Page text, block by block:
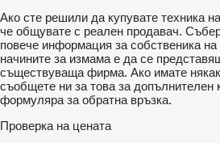
Ако сте решили да купувате техника
че общувате с реален продавач.
повече информация за собственика на
начините за измама е да се
съществуваща фирма. Ако имате
съобщете ни за това за допълнителен
формуляра за обратна връзка.
Проверка на цената